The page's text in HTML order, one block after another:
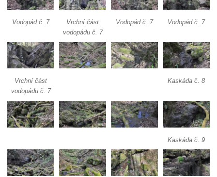
Vodopád v údolí Lučního potoka
Vodopád č. 7
Vrchní část
vodopádu č. 7
Vodopád č. 7 Vodopád č. 7
Vrchní část
vodopádu č. 7
Kaskáda č. 8
Kaskáda č. 9